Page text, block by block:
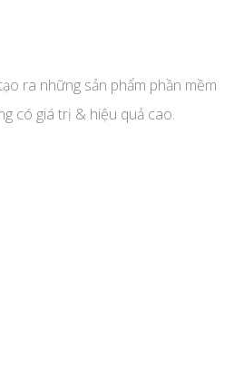
ra những sản phẩm phần mềm
có giá trị & hiệu quả cao.